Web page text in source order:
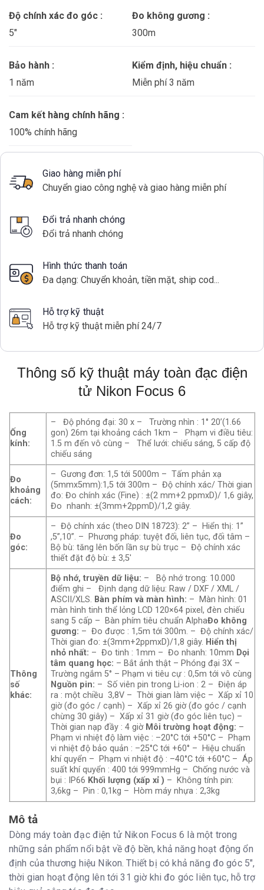
Độ chính xác đo góc :
5″
Đo không gương :
300m
Bảo hành :
1 năm
Kiểm định, hiệu chuẩn :
Miễn phí 3 năm
Cam kết hàng chính hãng :
100% chính hãng
Giao hàng miễn phí
Chuyển giao công nghệ và giao hàng miễn phí
Đổi trả nhanh chóng
Đổi trả nhanh chóng
Hình thức thanh toán
Đa dạng: Chuyển khoản, tiền mặt, ship cod...
Hỗ trợ kỹ thuật
Hỗ trợ kỹ thuật miễn phí 24/7
Thông số kỹ thuật máy toàn đạc điện
tử Nikon Focus 6
Ống
kính:
– Độ phóng đại: 30 x – Trường nhìn : 1° 20’(1.66
gon) 26m tại khoảng cách 1km – Phạm vi điều tiêu:
1.5 m đến vô cùng – Thể lưới: chiếu sáng, 5 cấp độ
chiếu sáng
Đo
khoảng
cách:
– Gương đơn: 1,5 tới 5000m – Tấm phản xạ
(5mmx5mm):1,5 tới 300m – Độ chính xác/ Thời gian
đo: Đo chính xác (Fine) : ±(2 mm+2 ppmxD)/ 1,6 giây,
Đo nhanh: ±(3mm+2ppmD)/1,2 giây.
Đo
góc:
– Độ chính xác (theo DIN 18723): 2” – Hiển thị: 1”
,5’’,10’’. – Phương pháp: tuyệt đối, liên tục, đối tâm –
Bộ bù: tăng lên bốn lần sự bù trục – Độ chính xác
thiết đặt độ bù: ± 3,5′
Thông
số
khác:
Bộ nhớ, truyền dữ liệu: – Bộ nhớ trong: 10.000
điểm ghi – Định dạng dữ liệu: Raw / DXF / XML /
ASCII/XLS. Bàn phím và màn hình: – Màn hình: 01
màn hình tinh thể lỏng LCD 120×64 pixel, đèn chiếu
sang 5 cấp – Bàn phím tiêu chuẩn AlphaĐo không
gương: – Đo được : 1,5m tới 300m. – Độ chính xác/
Thời gian đo: ±(3mm+2ppmxD)/1,8 giây. Hiển thị
nhỏ nhất: – Đo tinh : 1mm – Đo nhanh: 10mm Dọi
tâm quang học: – Bắt ảnh thật – Phóng đại 3X –
Trường ngắm 5° – Phạm vi tiêu cự : 0,5m tới vô cùng
Nguồn pin: – Số viên pin trong Li-ion : 2 – Điện áp
ra : một chiều 3,8V – Thời gian làm việc – Xấp xỉ 10
giờ (đo góc / cạnh) – Xấp xỉ 26 giờ (đo góc / cạnh
chừng 30 giây) – Xấp xỉ 31 giờ (đo góc liên tục) –
Thời gian nạp đầy : 4 giờ Môi trường hoạt động: –
Phạm vi nhiệt độ làm việc : –20°C tới +50°C – Phạm
vi nhiệt độ bảo quản : –25°C tới +60° – Hiệu chuẩn
khí quyển – Phạm vi nhiệt độ : –40°C tới +60°C – Áp
suất khí quyển : 400 tới 999mmHg – Chống nước và
bụi : IP66 Khối lượng (xấp xỉ ) – Không tính pin:
3,6kg – Pin : 0,1kg – Hòm máy nhựa : 2,3kg
Mô tả
Dòng máy toàn đạc điện tử Nikon Focus 6 là một trong
những sản phẩm nổi bật về độ bền, khả năng hoạt động ổn
định của thương hiệu Nikon. Thiết bị có khả năng đo góc 5",
thời gian hoạt động lên tới 31 giờ khi đo góc liên tục, hỗ trợ